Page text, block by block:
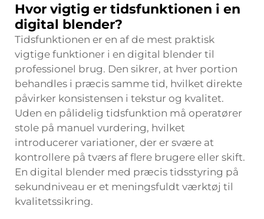
Hvor vigtig er tidsfunktionen i en
digital blender?
Tidsfunktionen er en af de mest praktisk
vigtige funktioner i en digital blender til
professionel brug. Den sikrer, at hver portion
behandles i præcis samme tid, hvilket direkte
påvirker konsistensen i tekstur og kvalitet.
Uden en pålidelig tidsfunktion må operatører
stole på manuel vurdering, hvilket
introducerer variationer, der er svære at
kontrollere på tværs af flere brugere eller skift.
En digital blender med præcis tidsstyring på
sekundniveau er et meningsfuldt værktøj til
kvalitetssikring.